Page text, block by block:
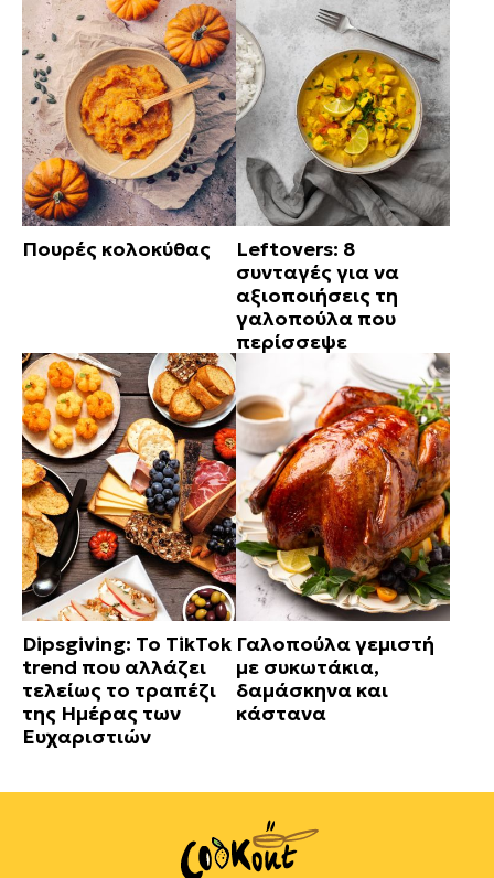
Πουρές κολοκύθας
Leftovers: 8
συνταγές για να
αξιοποιήσεις τη
γαλοπούλα που
περίσσεψε
Dipsgiving: Το TikTok
trend που αλλάζει
τελείως το τραπέζι
της Ημέρας των
Ευχαριστιών
Γαλοπούλα γεμιστή
με συκωτάκια,
δαμάσκηνα και
κάστανα